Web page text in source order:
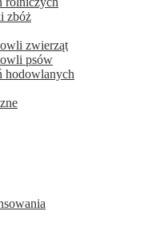
zbóż
zwierząt
psów
hodowlanych